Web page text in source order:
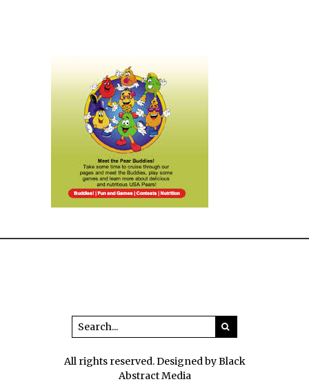
All rights reserved. Designed by Black
Abstract Media